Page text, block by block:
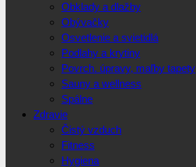
Obklady a dlažby
Obývačky
Osvetlenie a svietidlá
Podlahy a krytiny
Povrch. úpravy, maľby tapety
Sauny a wellness
Spálne
Zdravie
Čistý vzduch
Fitness
Hygiena